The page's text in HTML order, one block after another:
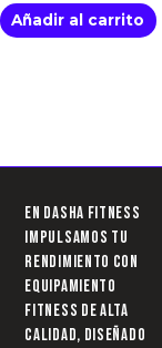
Añadir al carrito
En Dasha Fitness
impulsamos tu
rendimiento con
equipamiento
fitness de alta
calidad, diseñado